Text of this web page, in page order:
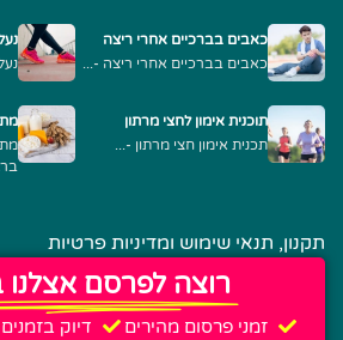
כאבים בברכיים אחרי ריצה
כאבים בברכיים אחרי ריצה -...
תוכנית אימון לחצי מרתון
תכנית אימון חצי מרתון -...
תקנון, תנאי שימוש ומדיניות פרטיות
רוצה לפרסם
זמני פרסום מהירים
דיוק